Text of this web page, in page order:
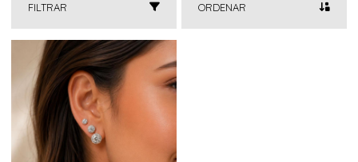
FILTRAR ORDENAR